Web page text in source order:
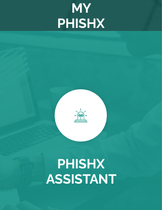
MY
PHISHX
PHISHX
ASSISTANT